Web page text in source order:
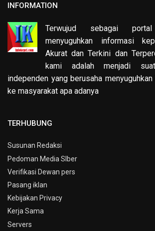
INFORMATION
Terwujud sebagai
menyuguhkan informasi
Akurat dan Terkini dan
kami adalah menjadi
independen yang berusaha
ke masyarakat apa adanya
TERHUBUNG
Susunan Redaksi
Pedoman Media SIber
Verifikasi Dewan pers
Pasang iklan
Kebijakan Privacy
Kerja Sama
Servers